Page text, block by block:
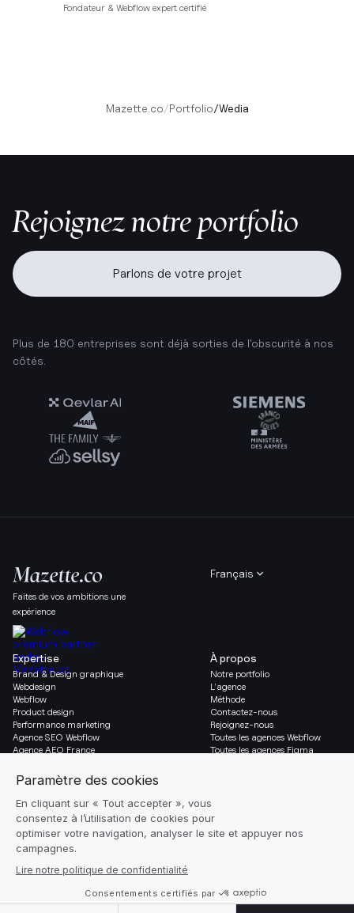
Fondateur & Webflow expert certifié
Mazette.co/Portfolio/Wedia
Rejoignez notre portfolio
Parlons de votre projet
Plus de 180 entreprises sont déjà sorties de l'obscurité à nos
côtés.
Faites de vos ambitions une
expérience
Français
À propos
Notre portfolio
L’agence
Méthode
Contactez-nous
Rejoignez-nous
Toutes les agences Webflow
Toutes les agences Figma
Expertise
Brand & Design graphique
Webdesign
Webflow
Product design
Performance marketing
Agence SEO Webflow
Agence AEO France
Ressources
Glossaire
Social & Légal
Instagram
Mentions légales
Réglages des cookies